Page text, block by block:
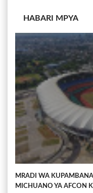
HABARI MPYA
MRADI WA
MICHUANO YA AFCON